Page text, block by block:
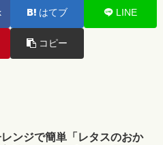
はてブ LINE
コピー
ンジで簡単「レタスのおか